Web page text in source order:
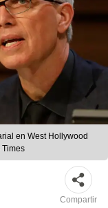
en West Hollywood
Times
Compartir